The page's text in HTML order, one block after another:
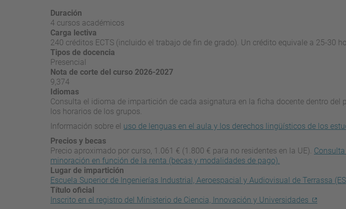
Duración
4 cursos académicos
Carga lectiva
240 créditos ECTS (incluido el trabajo de fin de grado). Un crédito equivale a 25-30
Tipos de docencia
Presencial
Nota de corte del curso 2026-2027
9,374
Idiomas
Consulta el idioma de impartición de cada asignatura en la ficha docente dentro del
los horarios de los grupos.
Información sobre el uso de lenguas en el aula y los derechos lingüísticos de los
Precios y becas
Precio aproximado por curso, 1.061 € (1.800 € para no residentes en la UE).
minoración en función de la renta (becas y modalidades de pago).
Lugar de impartición
Escuela Superior de Ingenierías Industrial, Aeroespacial y Audiovisual de Terrassa
Título oficial
Inscrito en el registro del Ministerio de Ciencia, Innovación y Universidades